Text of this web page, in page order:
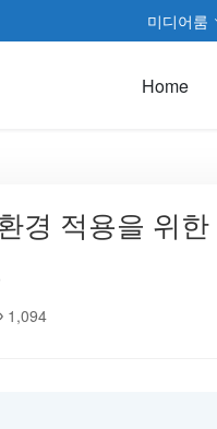
미디어룸
Home
경 적용을 위한
1,094